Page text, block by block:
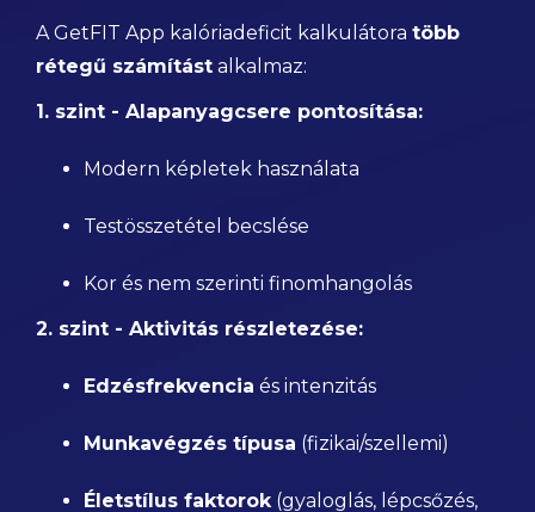
A GetFIT App kalóriadeficit kalkulátora több
rétegű számítást alkalmaz:
1. szint - Alapanyagcsere pontosítása:
Modern képletek használata
Testösszetétel becslése
Kor és nem szerinti finomhangolás
2. szint - Aktivitás részletezése:
Edzésfrekvencia és intenzitás
Munkavégzés típusa (fizikai/szellemi)
Életstílus faktorok(gyaloglás, lépcsőzés,